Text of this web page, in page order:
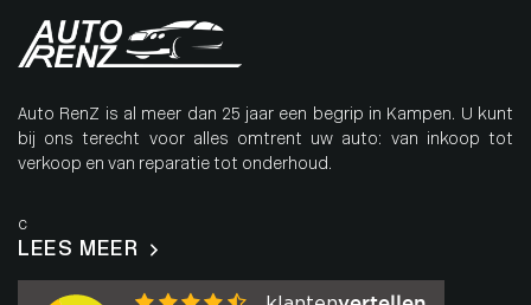
Auto RenZ is al meer dan 25 jaar een begrip in Kampen. U kunt
bij ons terecht voor alles omtrent uw auto: van inkoop tot
verkoop en van reparatie tot onderhoud.
c
LEES MEER